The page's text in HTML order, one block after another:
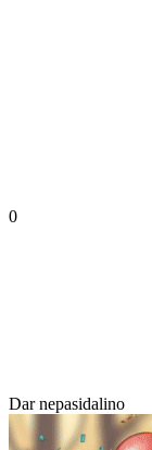
0
Dar nepasidalino